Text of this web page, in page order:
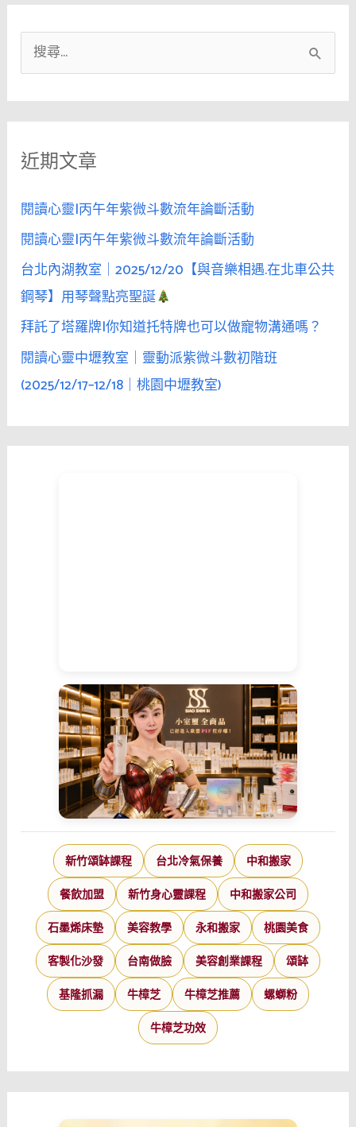
女
性
團
中
求
某
位
女
性，
沉
默
本
身
是
一
尋
關
字
近期文章
閱讀心靈|丙午年紫微斗數流年論斷活動
閱讀心靈|丙午年紫微斗數流年論斷活動
台北內湖教室｜2025/12/20【與音樂相遇.在北車公共
鋼琴】用琴聲點亮聖誕
拜託了塔羅牌|你知道托特牌也可以做寵物溝通嗎？
閱讀心靈中壢教室｜靈動派紫微斗數初階班
(2025/12/17–12/18｜桃園中壢教室)
新竹頌缽課程 台北冷氣保養 中和搬家
餐飲加盟 新竹身心靈課程 中和搬家公司
石墨烯床墊 美容教學 永和搬家 桃園美食
客製化沙發 台南做臉 美容創業課程 頌缽
基隆抓漏 牛樟芝 牛樟芝推薦 螺螄粉
牛樟芝功效